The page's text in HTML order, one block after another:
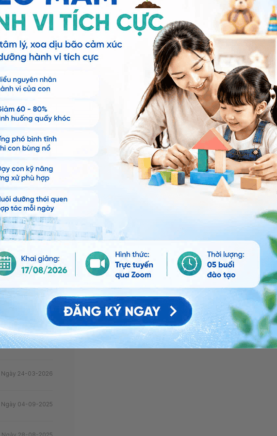
4.8
29
đánh
giá
7
giá
1
giá
0
đánh
giá
0
đánh
giá
Ngày 26-04-2026
Ngày 24-03-2026
Ngày 24-03-2026
Ngày 04-09-2025
Quá trình đào tạo
1981 - 1987: Bác sĩ hệ Ngoại sản - Đại học Y Thái Bình
1997 - 2001: Thạc sĩ Phục hồi chức năng - Đại học Y Hà
2015: Tu nghiệp chương trình Phục hồi chức năng toàn
2018: Tập huấn chương trình Hồi phục tích cực cho
thư đại tràng tại Singapore
Kinh nghiệm làm việc
Nguyên Phó trưởng khoa Phục hồi chức năng tại trung
thương chỉnh hình - Phục hồi chức năng - Bệnh viện E
Nguyên bác sĩ tại trung tâm Y học lao động - Phục hồi
Trưởng khoa - Khoa Phục hồi chức năng - Bệnh viện
Times City
Thành viên của các tổ chức
Hội Phục hồi chức năng Việt Nam
Hội Thấp khớp học Việt Nam